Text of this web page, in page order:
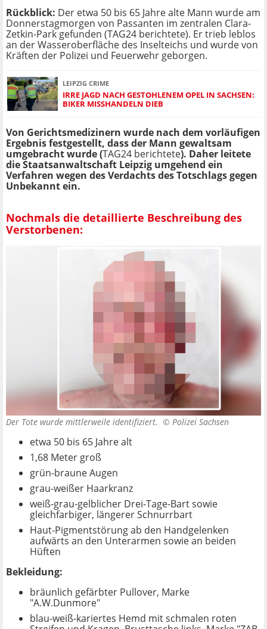
Rückblick: Der etwa 50 bis 65 Jahre alte Mann wurde am
Donnerstagmorgen von Passanten im zentralen Clara-
Zetkin-Park gefunden (TAG24 berichtete). Er trieb leblos
an der Wasseroberfläche des Inselteichs und wurde von
Kräften der Polizei und Feuerwehr geborgen.
LEIPZIG CRIME
IRRE JAGD NACH GESTOHLENEM OPEL IN SACHSEN:
BIKER MISSHANDELN DIEB
Von Gerichtsmedizinern wurde nach dem vorläufigen
Ergebnis festgestellt, dass der Mann gewaltsam
umgebracht wurde (TAG24 berichtete). Daher leitete
die Staatsanwaltschaft Leipzig umgehend ein
Verfahren wegen des Verdachts des Totschlags gegen
Unbekannt ein.
Nochmals die detaillierte Beschreibung des
Verstorbenen:
Der Tote wurde mittlerweile identifiziert. © Polizei Sachsen
etwa 50 bis 65 Jahre alt
1,68 Meter groß
grün-braune Augen
grau-weißer Haarkranz
weiß-grau-gelblicher Drei-Tage-Bart sowie
gleichfarbiger, längerer Schnurrbart
Haut-Pigmentstörung ab den Handgelenken
aufwärts an den Unterarmen sowie an beiden
Hüften
Bekleidung:
bräunlich gefärbter Pullover, Marke
"A.W.Dunmore"
blau-weiß-kariertes Hemd mit schmalen roten